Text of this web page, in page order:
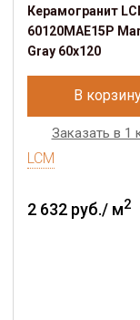
Керамогранит
60120MAE15P
Gray 60x120
В
Заказать в 1
LCM
2 632 руб./ м2